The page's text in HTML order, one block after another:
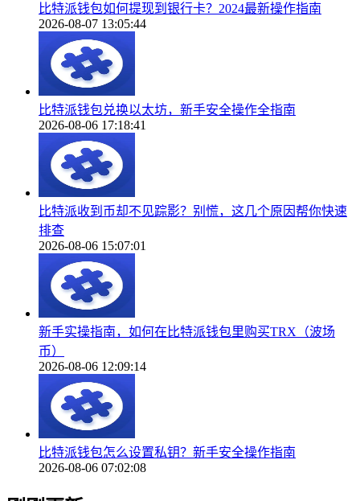
比特派钱包如何提现到银行卡？2024最新操作指南
2026-08-07 13:05:44
比特派钱包兑换以太坊，新手安全操作全指南
2026-08-06 17:18:41
比特派收到币却不见踪影？别慌，这几个原因帮你快速
排查
2026-08-06 15:07:01
新手实操指南，如何在比特派钱包里购买TRX（波场
币）
2026-08-06 12:09:14
比特派钱包怎么设置私钥？新手安全操作指南
2026-08-06 07:02:08